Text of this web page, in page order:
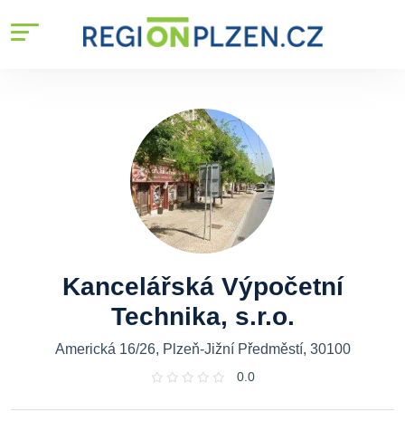
Kancelářská Výpočetní
Technika, s.r.o.
Americká 16/26, Plzeň-Jižní Předměstí, 30100
0.0